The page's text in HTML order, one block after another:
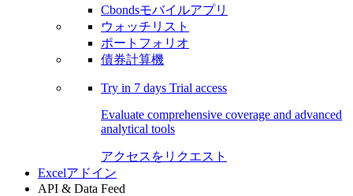
Cbondsモバイルアプリ
ウォッチリスト
ポートフォリオ
債券計算機
Try in 7 days Trial access
Evaluate comprehensive coverage and advanced
analytical tools
アクセスをリクエスト
Excelアドイン
API & Data Feed